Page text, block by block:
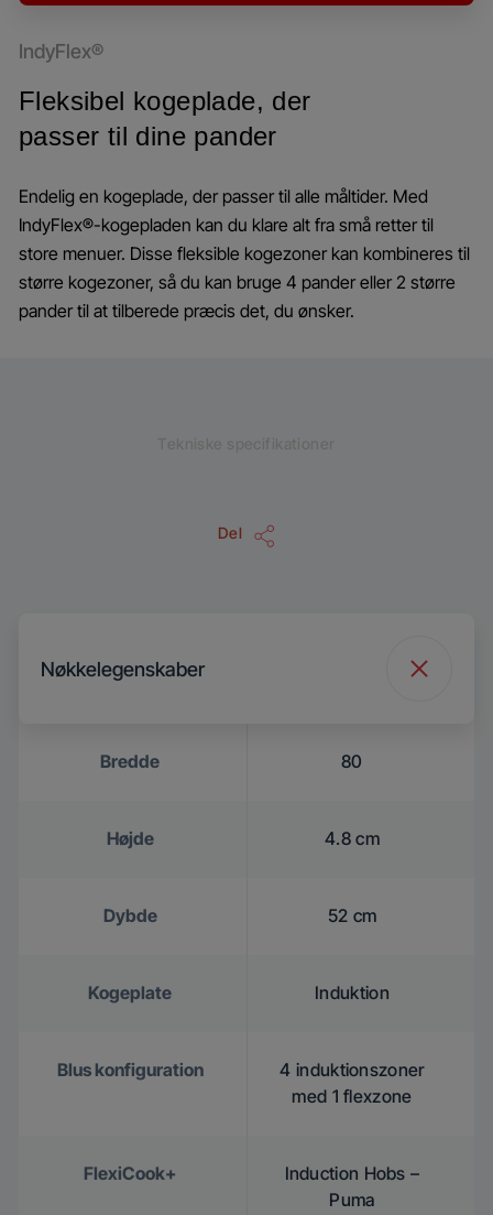
IndyFlex®
Fleksibel kogeplade, der
passer til dine pander
Endelig en kogeplade, der passer til alle måltider. Med
IndyFlex®-kogepladen kan du klare alt fra små retter til
store menuer. Disse fleksible kogezoner kan kombineres til
større kogezoner, så du kan bruge 4 pander eller 2 større
pander til at tilberede præcis det, du ønsker.
Del
Nøkkelegenskaber
Bredde 80
Højde 4.8 cm
Dybde 52 cm
Kogeplate Induktion
Blus konfiguration
4 induktionszoner
med 1 flexzone
FlexiCook+
Induction Hobs –
Puma